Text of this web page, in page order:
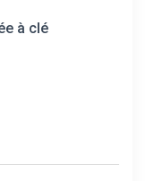
à clé